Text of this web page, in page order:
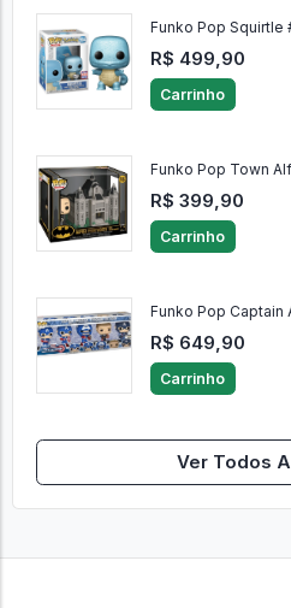
Funko Pop Squirtle
R$ 499,90
Carrinho
Funko Pop Town
R$ 399,90
Carrinho
Funko Pop Captain
R$ 649,90
Carrinho
Ver Todos